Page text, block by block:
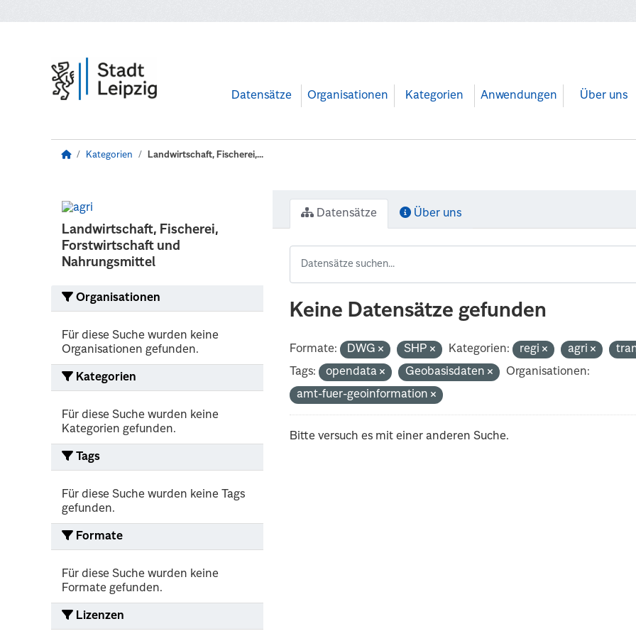
Datensätze Organisationen Kategorien Anwendungen Über uns
Kategorien Landwirtschaft, Fischerei,...
Landwirtschaft, Fischerei,
Forstwirtschaft und
Nahrungsmittel
Organisationen
Für diese Suche wurden keine
Organisationen gefunden.
Kategorien
Für diese Suche wurden keine
Kategorien gefunden.
Tags
Für diese Suche wurden keine Tags
gefunden.
Formate
Für diese Suche wurden keine
Formate gefunden.
Lizenzen
Datensätze Über uns
Keine Datensätze gefunden
Formate: DWG SHP Kategorien: regi agri
Tags:
opendata Geobasisdaten
Organisationen:
amt-fuer-geoinformation
Bitte versuch es mit einer anderen Suche.